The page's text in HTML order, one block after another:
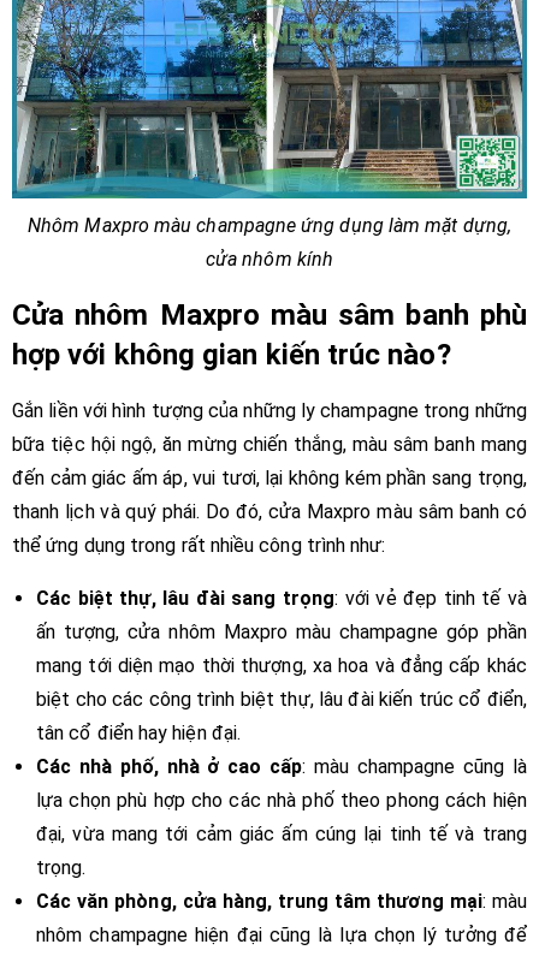
Nhôm Maxpro màu champagne ứng dụng làm mặt dựng,
cửa nhôm kính
Cửa nhôm Maxpro màu sâm banh phù
hợp với không gian kiến trúc nào?
Gắn liền với hình tượng của những ly champagne trong những
bữa tiệc hội ngộ, ăn mừng chiến thắng, màu sâm banh mang
đến cảm giác ấm áp, vui tươi, lại không kém phần sang trọng,
thanh lịch và quý phái. Do đó, cửa Maxpro màu sâm banh có
thể ứng dụng trong rất nhiều công trình như:
Các biệt thự, lâu đài sang trọng: với vẻ đẹp tinh tế và
ấn tượng, cửa nhôm Maxpro màu champagne góp phần
mang tới diện mạo thời thượng, xa hoa và đẳng cấp khác
biệt cho các công trình biệt thự, lâu đài kiến trúc cổ điển,
tân cổ điển hay hiện đại.
Các nhà phố, nhà ở cao cấp: màu champagne cũng là
lựa chọn phù hợp cho các nhà phố theo phong cách hiện
đại, vừa mang tới cảm giác ấm cúng lại tinh tế và trang
trọng.
Các văn phòng, cửa hàng, trung tâm thương mại: màu
nhôm champagne hiện đại cũng là lựa chọn lý tưởng để